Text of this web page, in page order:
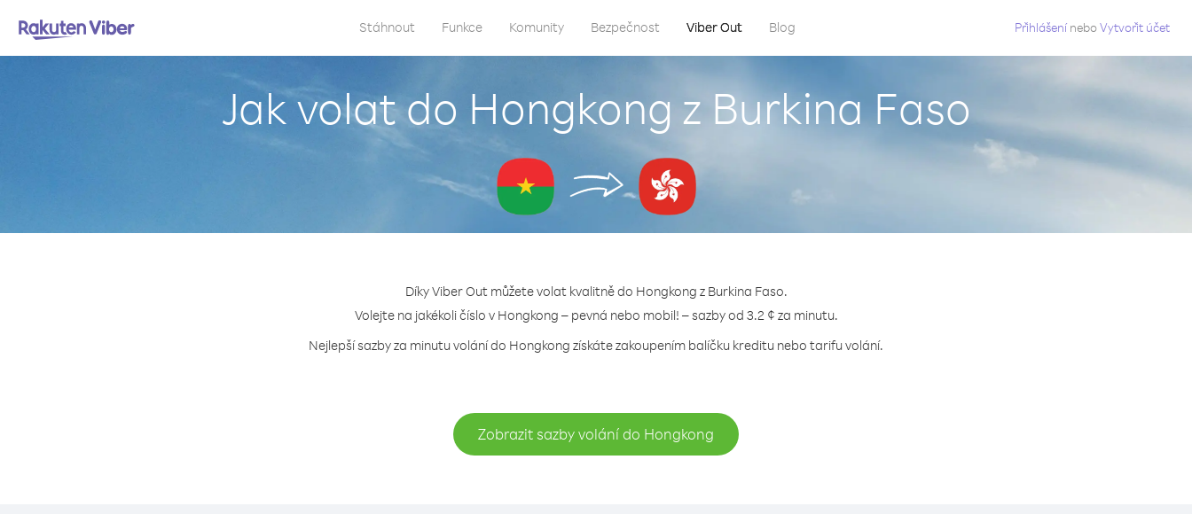
Stáhnout Funkce Komunity Bezpečnost Viber Out Blog Přihlášení neboVytvořit účet
Jak volat do Hongkong z Burkina Faso
Díky Viber Out můžete volat kvalitně do Hongkong z Burkina Faso.
Volejte na jakékoli číslo v Hongkong – pevná nebo mobil! – sazby od 3.2 ¢ za minutu.
Nejlepší sazby za minutu volání do Hongkong získáte zakoupením balíčku kreditu nebo tarifu volání.
Zobrazit sazby volání do Hongkong